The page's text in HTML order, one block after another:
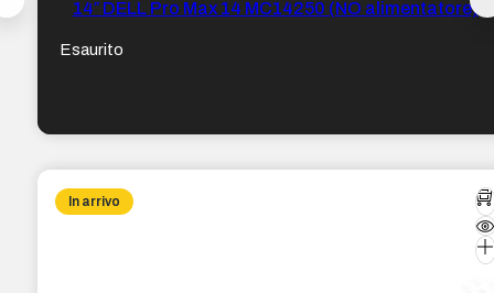
14″ DELL Pro Max 14 MC14250 (NO alimentatore)
Esaurito
In arrivo